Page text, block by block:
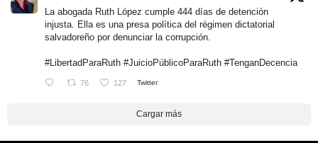
La abogada Ruth López cumple 444 días de detención
injusta. Ella es una presa política del régimen dictatorial
salvadoreño por denunciar la corrupción.
#LibertadParaRuth #JuicioPúblicoParaRuth #TenganDecencia
76 127 Twitter
Cargar más